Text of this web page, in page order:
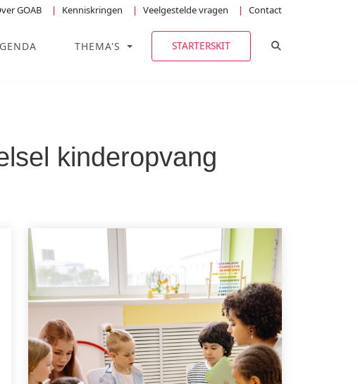
GOAB Kenniskringen Veelgestelde vragen Contact
THEMA'S STARTERSKIT
kinderopvang